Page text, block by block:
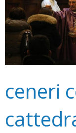
ceneri